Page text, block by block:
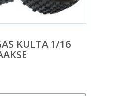
KULTA 1/16